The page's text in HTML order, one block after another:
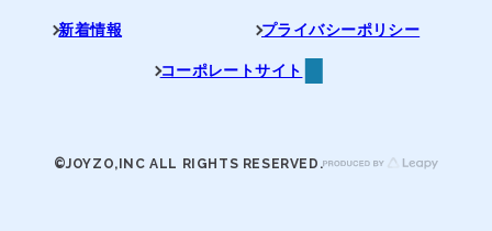
新着情報 プライバシーポリシー
コーポレートサイト
©JOYZO,INC ALL RIGHTS RESERVED.